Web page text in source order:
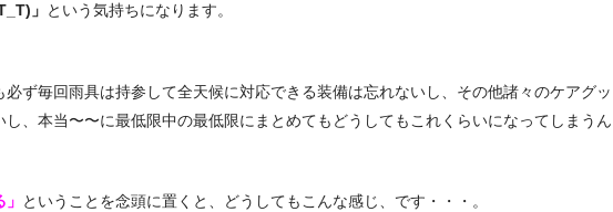
」 という気持ちになります。
必ず毎回雨具は持参して全天候に対応できる装備は忘れないし、その他諸々のケアグッ
し、本当〜〜に最低限中の最低限にまとめてもどうしてもこれくらいになってしまうん
ということを念頭に置くと、どうしてもこんな感じ、です・・・。